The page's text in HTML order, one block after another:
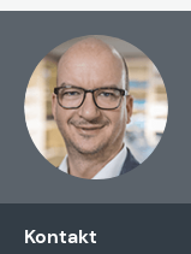
Kontakt